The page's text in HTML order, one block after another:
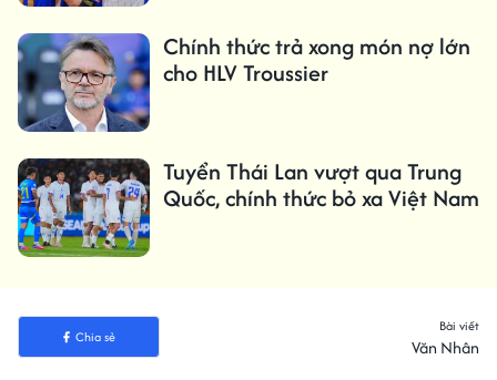
Chính thức trả xong món nợ lớn
cho HLV Troussier
Tuyển Thái Lan vượt qua Trung
Quốc, chính thức bỏ xa Việt Nam
Chia sẻ
Bài viết
Văn Nhân